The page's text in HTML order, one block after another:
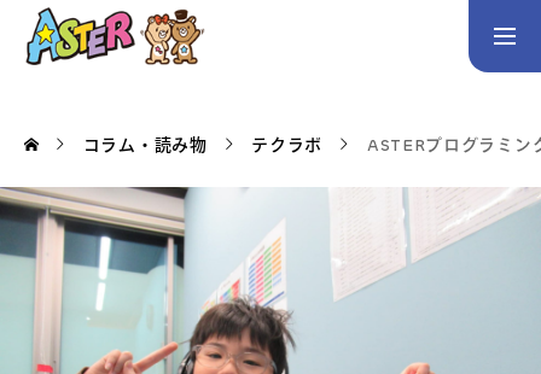
トップページ
コース案内
英会話／プログラミング／3Dデザイン／学童保育
英会話（未就学児） 英会話（小学生）
コラム・読み物 テクラボ ASTERプログラミン